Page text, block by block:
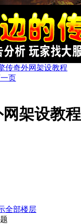
传奇外网架设教程
页
架设教程
全部楼层